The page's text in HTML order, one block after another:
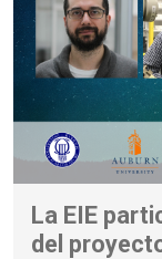
La EIE
del